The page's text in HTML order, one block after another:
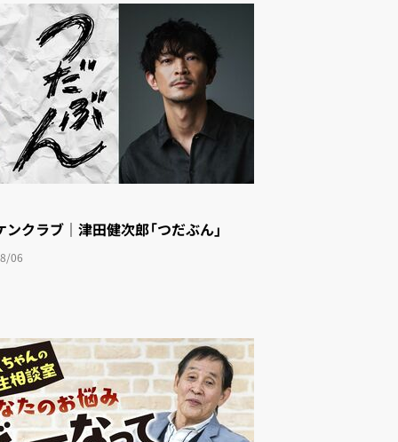
ンクラブ｜津田健次郎「つだぶん」
06